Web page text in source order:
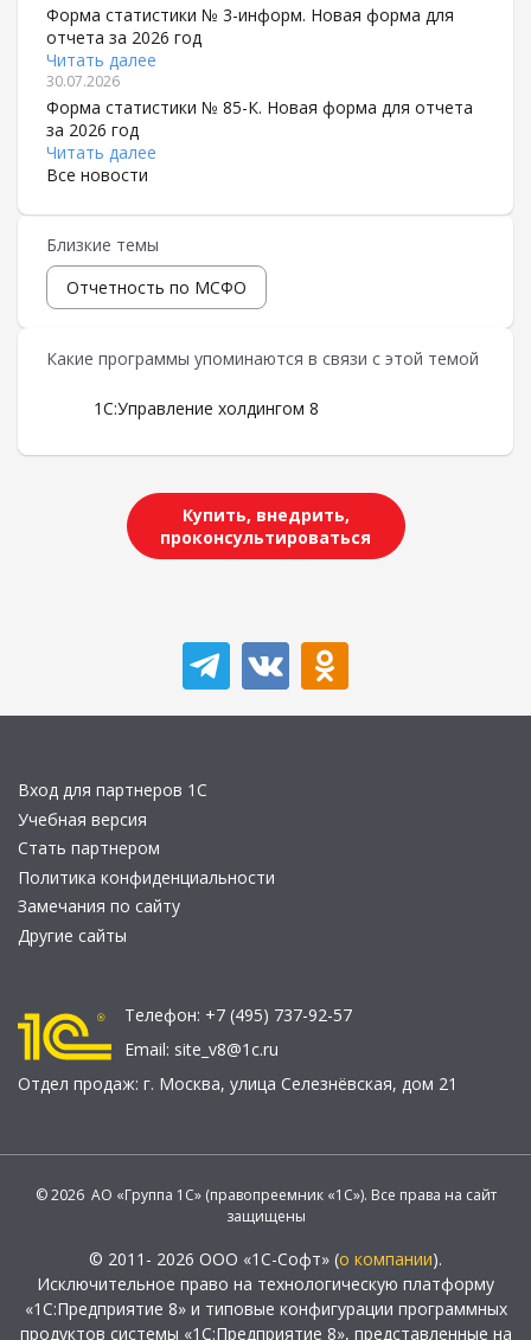
Близкие темы
Отчетность по МСФО
Какие программы упоминаются в связи с этой темой
1С:Управление холдингом 8
Форма статистики № 3-информ. Новая форма для
отчета за 2026 год
Читать далее
30.07.2026
Форма статистики № 85-К. Новая форма для отчета
за 2026 год
Читать далее
Все новости
Купить, внедрить,
проконсультироваться
Вход для партнеров 1С
Учебная версия
Стать партнером
Политика конфиденциальности
Замечания по сайту
Другие сайты
Телефон: +7 (495) 737-92-57
Email: site_v8@1c.ru
Отдел продаж: г. Москва, улица Селезнёвская, дом 21
© 2026 АО «Группа 1С» (правопреемник «1С»). Все права на сайт
защищены
© 2011- 2026 ООО «1С-Софт» (о компании).
Исключительное право на технологическую платформу
«1С:Предприятие 8» и типовые конфигурации программных
продуктов системы «1С:Предприятие 8», представленные на